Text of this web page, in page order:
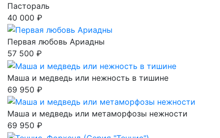
Пастораль
40 000 ₽
Первая любовь Ариадны
57 500 ₽
Маша и медведь или нежность в тишине
69 950 ₽
Маша и медведь или метаморфозы нежности
69 950 ₽